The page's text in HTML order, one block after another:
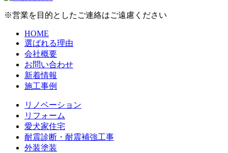
※営業を目的としたご連絡はご遠慮ください
HOME
選ばれる理由
会社概要
お問い合わせ
新着情報
施工事例
リノベーション
リフォーム
愛犬家住宅
耐震診断・耐震補強工事
外装塗装